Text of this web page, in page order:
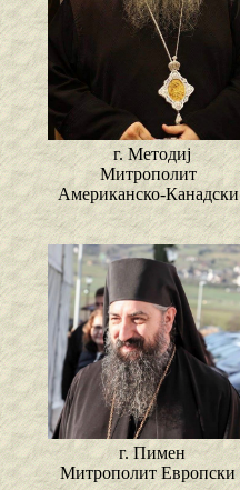
г. Методиј
Митрополит
Американско-Канадски
г. Пимен
Митрополит Европски